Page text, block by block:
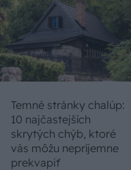
Temné stránky chalúp:
10 najčastejších
skrytých chýb, ktoré
vás môžu nepríjemne
prekvapiť